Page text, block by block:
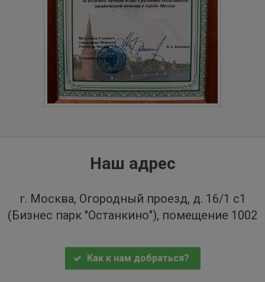
Наш адрес
г. Москва, Огородный проезд, д. 16/1 с1
(Бизнес парк "Останкино"), помещение 1002
Как к нам добраться?